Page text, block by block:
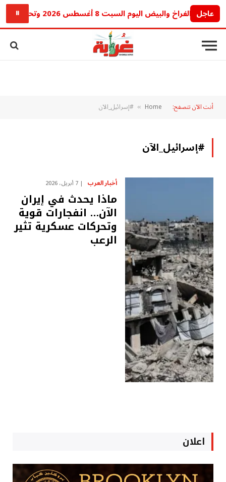
عاجل
سعر الفراخ والبيض اليوم السبت 8 أغسطس 2026 وتحرك جديد في الأسواق ⏸
أنت الآن تتصفح: Home
» #إسرائيل_الآن
#إسرائيل_الآن
أخبار العرب 7 أبريل، 2026
ماذا يحدث في إيران
الآن… انفجارات قوية
وتحركات عسكرية تثير
الرعب
اعلان